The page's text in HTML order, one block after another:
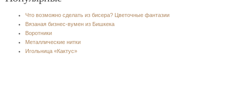
Что возможно сделать из бисера? Цветочные фантазии
Вязаная бизнес-вумен из Бишкека
Воротники
Металлические нитки
Игольница «Кактус»